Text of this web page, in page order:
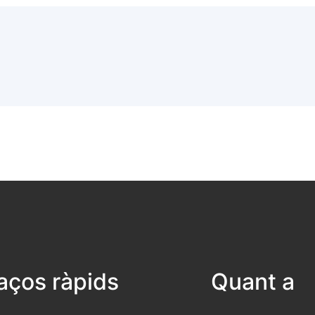
ràpids Quant a